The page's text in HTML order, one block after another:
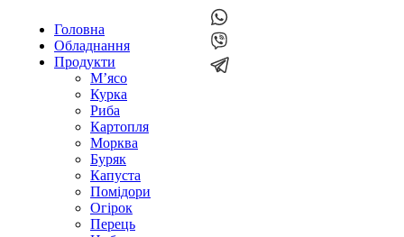
Головна
Обладнання
Продукти
М’ясо
Курка
Риба
Картопля
Морква
Буряк
Капуста
Помідори
Огірок
Перець